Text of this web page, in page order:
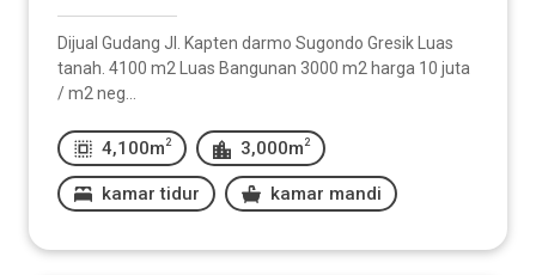
Dijual Gudang Jl. Kapten darmo Sugondo Gresik Luas
tanah. 4100 m2 Luas Bangunan 3000 m2 harga 10 juta
/ m2 neg...
4,100m 2 3,000m 2
kamar tidur kamar mandi